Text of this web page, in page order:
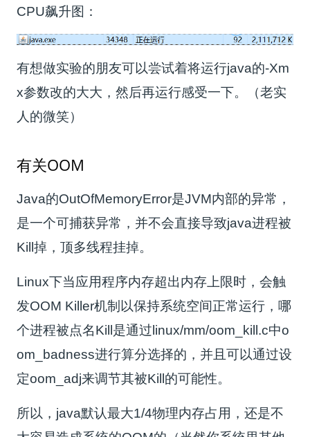
CPU飙升图：
有想做实验的朋友可以尝试着将运行java的-Xm
x参数改的大大，然后再运行感受一下。（老实
人的微笑）
有关OOM
Java的OutOfMemoryError是JVM内部的异常，
是一个可捕获异常，并不会直接导致java进程被
Kill掉，顶多线程挂掉。
Linux下当应用程序内存超出内存上限时，会触
发OOM Killer机制以保持系统空间正常运行，哪
个进程被点名Kill是通过linux/mm/oom_kill.c中o
om_badness进行算分选择的，并且可以通过设
定oom_adj来调节其被Kill的可能性。
所以，java默认最大1/4物理内存占用，还是不